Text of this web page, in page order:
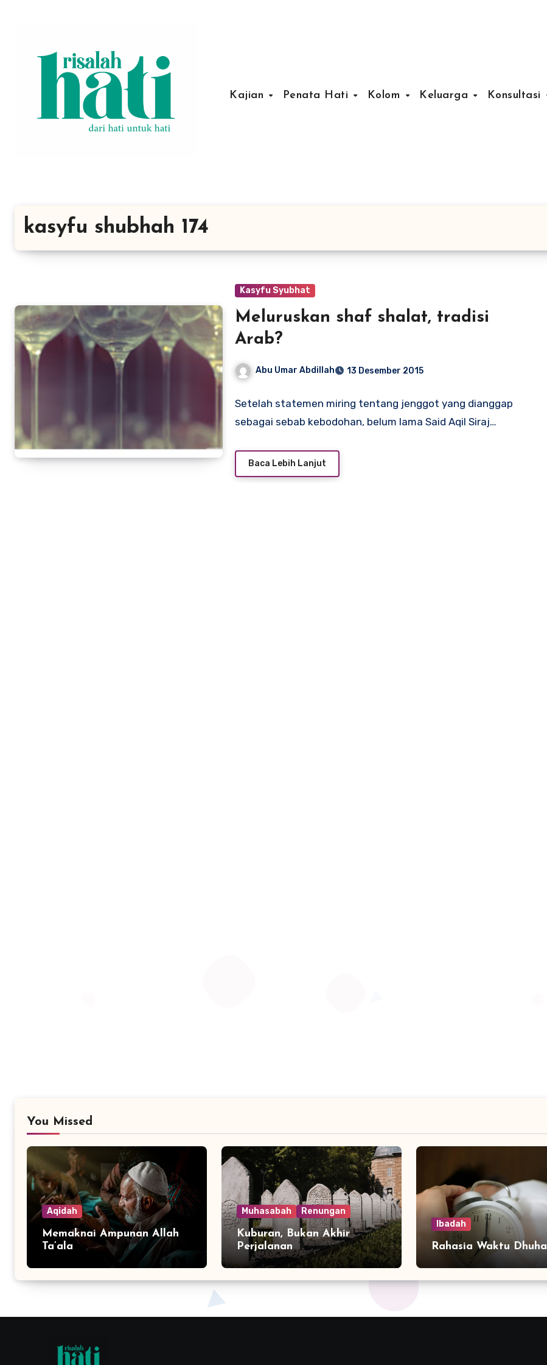
Kajian Penata Hati Kolom Keluarga Konsultasi
kasyfu shubhah 174
Kasyfu Syubhat
Meluruskan shaf shalat, tradisi
Arab?
Abu Umar Abdillah 13 Desember 2015
Setelah statemen miring tentang jenggot yang dianggap
sebagai sebab kebodohan, belum lama Said Aqil Siraj…
Baca Lebih Lanjut
You Missed
Aqidah
Memaknai Ampunan Allah
Ta’ala
Muhasabah Renungan
Kuburan, Bukan Akhir
Perjalanan
Ibadah
Rahasia Waktu Dhuha